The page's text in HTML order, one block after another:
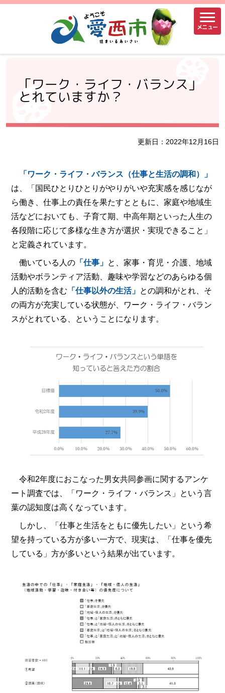
メニュー
「ワーク・ライフ・バランス」
とれていますか？
更新日：2022年12月16日
「ワーク・ライフ・バランス（仕事と生活の調和）」
は、「国民ひとりひとりがやりがいや充実感を感じなが
ら働き、仕事上の責任を果たすとともに、家庭や地域生
活などにおいても、子育て期、中高年期といった人生の
各段階に応じて多様な生き方が選択・実現できること」
と定義されています。
働いている人の 「仕事」 と、家事・育児・介護、地域
活動やボランティア活動、趣味や学習などのあらゆる個
人的活動を含む 「仕事以外の生活」 との調和がとれ、そ
の両方が充実している状態が、ワーク・ライフ・バラン
スがとれている、ということになります。
令和2年度におこなった男女共同参画に関するアンケ
ート調査では、「ワーク・ライフ・バランス」という言
葉の認知度は高くなっています。
しかし、「仕事と生活をともに優先したい」という希
望を持っている方が多い一方で、現実は、「仕事を優先
している」方が多いという結果が出ています。